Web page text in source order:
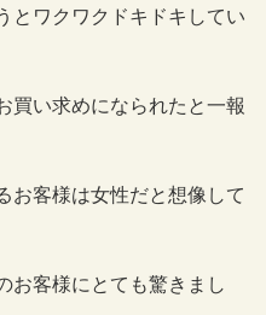
とワクワクドキドキしてい
買い求めになられたと一報
お客様は女性だと想像して
お客様にとても驚きまし